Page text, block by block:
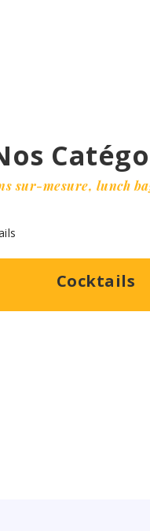
sur-mesure, lunch
Cocktails